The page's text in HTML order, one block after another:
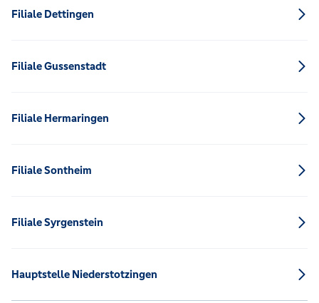
Filiale Dettingen
Filiale Gussenstadt
Filiale Hermaringen
Filiale Sontheim
Filiale Syrgenstein
Hauptstelle Niederstotzingen